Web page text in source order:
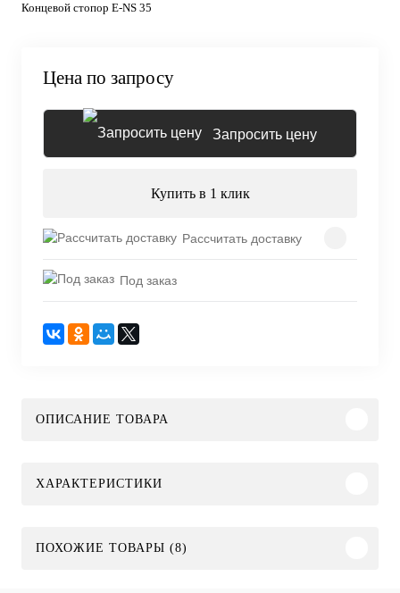
Концевой стопор E-NS 35
Цена по запросу
Запросить цену
Купить в 1 клик
Рассчитать доставку
Под заказ
ОПИСАНИЕ ТОВАРА
ХАРАКТЕРИСТИКИ
ПОХОЖИЕ ТОВАРЫ (8)